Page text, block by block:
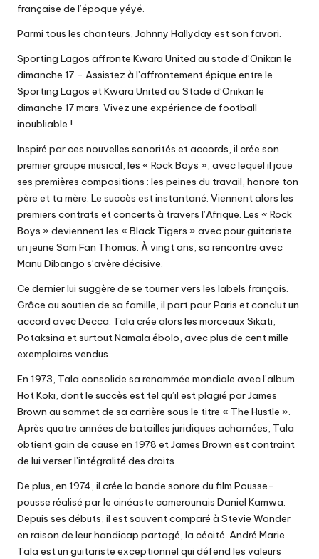
française de l’époque yéyé.
Parmi tous les chanteurs, Johnny Hallyday est son favori.
Sporting Lagos affronte Kwara United au stade d’Onikan le
dimanche 17 – Assistez à l’affrontement épique entre le
Sporting Lagos et Kwara United au Stade d’Onikan le
dimanche 17 mars. Vivez une expérience de football
inoubliable !
Inspiré par ces nouvelles sonorités et accords, il crée son
premier groupe musical, les « Rock Boys », avec lequel il joue
ses premières compositions : les peines du travail, honore ton
père et ta mère. Le succès est instantané. Viennent alors les
premiers contrats et concerts à travers l’Afrique. Les « Rock
Boys » deviennent les « Black Tigers » avec pour guitariste
un jeune Sam Fan Thomas. À vingt ans, sa rencontre avec
Manu Dibango s’avère décisive.
Ce dernier lui suggère de se tourner vers les labels français.
Grâce au soutien de sa famille, il part pour Paris et conclut un
accord avec Decca. Tala crée alors les morceaux Sikati,
Potaksina et surtout Namala ébolo, avec plus de cent mille
exemplaires vendus.
En 1973, Tala consolide sa renommée mondiale avec l’album
Hot Koki, dont le succès est tel qu’il est plagié par James
Brown au sommet de sa carrière sous le titre « The Hustle ».
Après quatre années de batailles juridiques acharnées, Tala
obtient gain de cause en 1978 et James Brown est contraint
de lui verser l’intégralité des droits.
De plus, en 1974, il crée la bande sonore du film Pousse-
pousse réalisé par le cinéaste camerounais Daniel Kamwa.
Depuis ses débuts, il est souvent comparé à Stevie Wonder
en raison de leur handicap partagé, la cécité. André Marie
Tala est un guitariste exceptionnel qui défend les valeurs